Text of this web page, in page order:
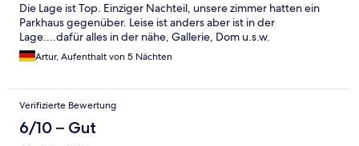
Die Lage ist Top. Einziger Nachteil, unsere zimmer hatten ein
Parkhaus gegenüber. Leise ist anders aber ist in der
Lage....dafür alles in der nähe, Gallerie, Dom u.s.w.
Artur, Aufenthalt von 5 Nächten
Verifizierte Bewertung
6/10 – Gut